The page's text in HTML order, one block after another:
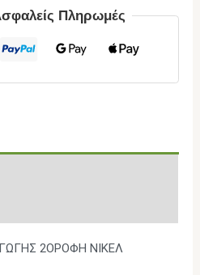
Πληρωμές
2ΟΡΟΦΗ ΝΙΚΕΛ